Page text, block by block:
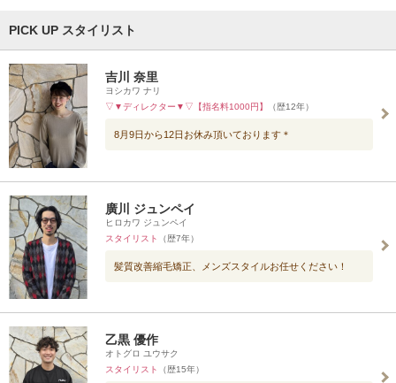
PICK UP スタイリスト
吉川 奈里
ヨシカワ ナリ
▽▼ディレクター▼▽【指名料1000円】
（歴12年）
8月9日から12日お休み頂いております＊
廣川 ジュンペイ
ヒロカワ ジュンペイ
スタイリスト
（歴7年）
髪質改善縮毛矯正、メンズスタイルお任せください！
乙黒 優作
オトグロ ユウサク
スタイリスト
（歴15年）